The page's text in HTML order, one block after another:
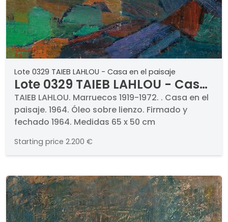
Lote 0329 TAIEB LAHLOU - Casa en el paisaje
Lote 0329 TAIEB LAHLOU - Casa
en el paisaje
TAIEB LAHLOU. Marruecos 1919-1972. . Casa en el
paisaje. 1964. Óleo sobre lienzo. Firmado y
fechado 1964. Medidas 65 x 50 cm
Starting price 2.200 €